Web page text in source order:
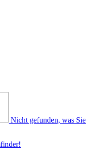
Nicht gefunden, was Sie